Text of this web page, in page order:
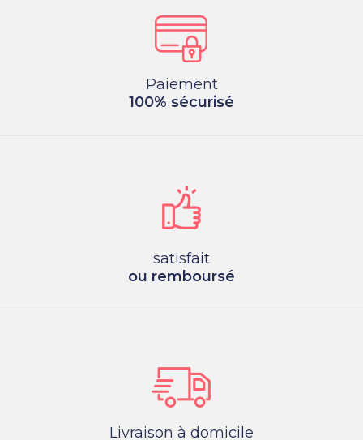
Paiement
100% sécurisé
satisfait
ou remboursé
Livraison à domicile